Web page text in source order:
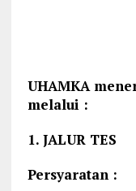
UHAMKA
melalui :
1. JALUR TES
Persyaratan :